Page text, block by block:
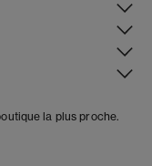
la plus proche.